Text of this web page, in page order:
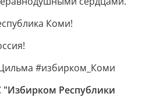
Коми!
#избирком_Коми
Республики